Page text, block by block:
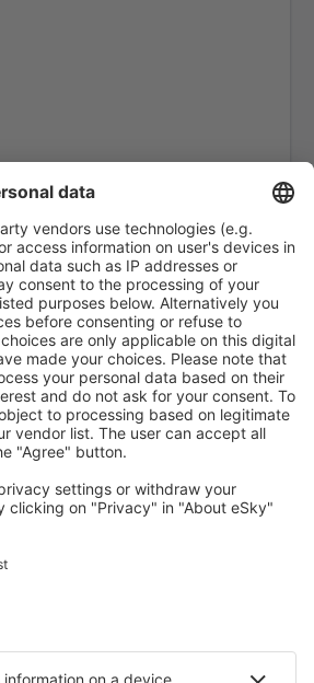
(AXX)
Base (AGN)
Airport (ARB)
Eureka (ACV)
(ARC)
Field (ACY)
(LEW)